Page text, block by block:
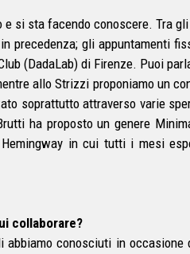
si sta facendo conoscere. Tra
precedenza; gli appuntamenti
(DadaLab) di Firenze. Puoi
allo Strizzi proponiamo un
soprattutto attraverso varie
ha proposto un genere
in cui tutti i mesi
collaborare?
conosciuti in